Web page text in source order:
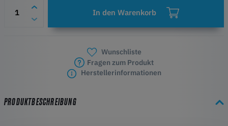
In den Warenkorb
Wunschliste
Fragen zum Produkt
Herstellerinformationen
PRODUKTBESCHREIBUNG